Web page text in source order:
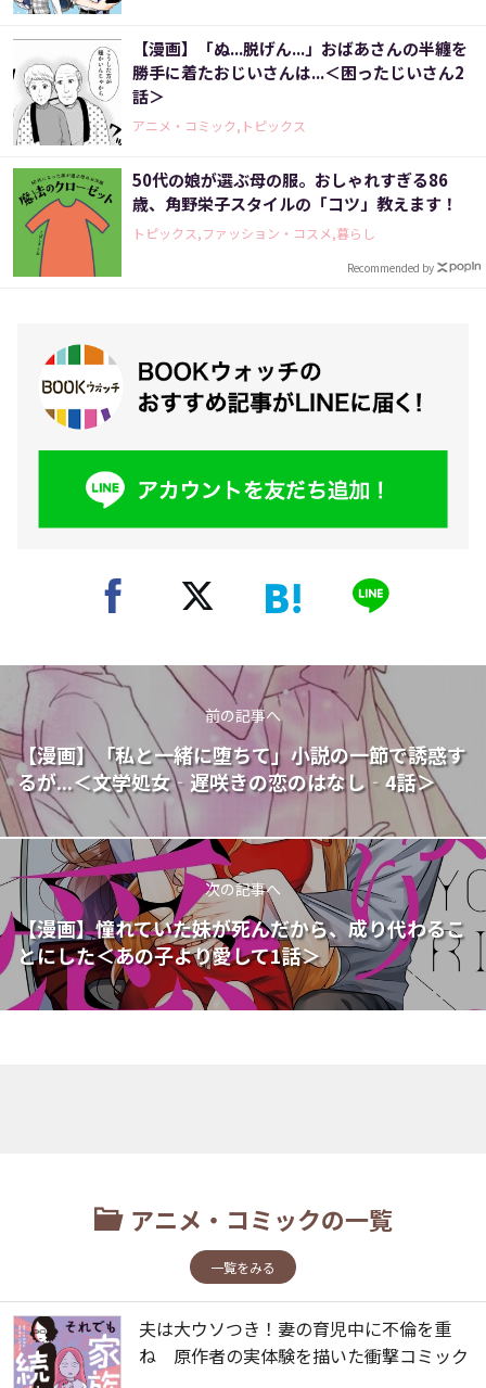
【漫画】「ぬ...脱げん...」おばあさんの半纏を
勝手に着たおじいさんは...＜困ったじいさん2
話＞
アニメ・コミック,トピックス
50代の娘が選ぶ母の服。おしゃれすぎる86
歳、角野栄子スタイルの「コツ」教えます！
トピックス,ファッション・コスメ,暮らし
Recommended by
前の記事へ
【漫画】「私と一緒に堕ちて」小説の一節で誘惑す
るが...＜文学処女‐遅咲きの恋のはなし‐4話＞
次の記事へ
【漫画】憧れていた妹が死んだから、成り代わるこ
とにした＜あの子より愛して1話＞
アニメ・コミックの一覧
一覧をみる
夫は大ウソつき！妻の育児中に不倫を重
ね 原作者の実体験を描いた衝撃コミック